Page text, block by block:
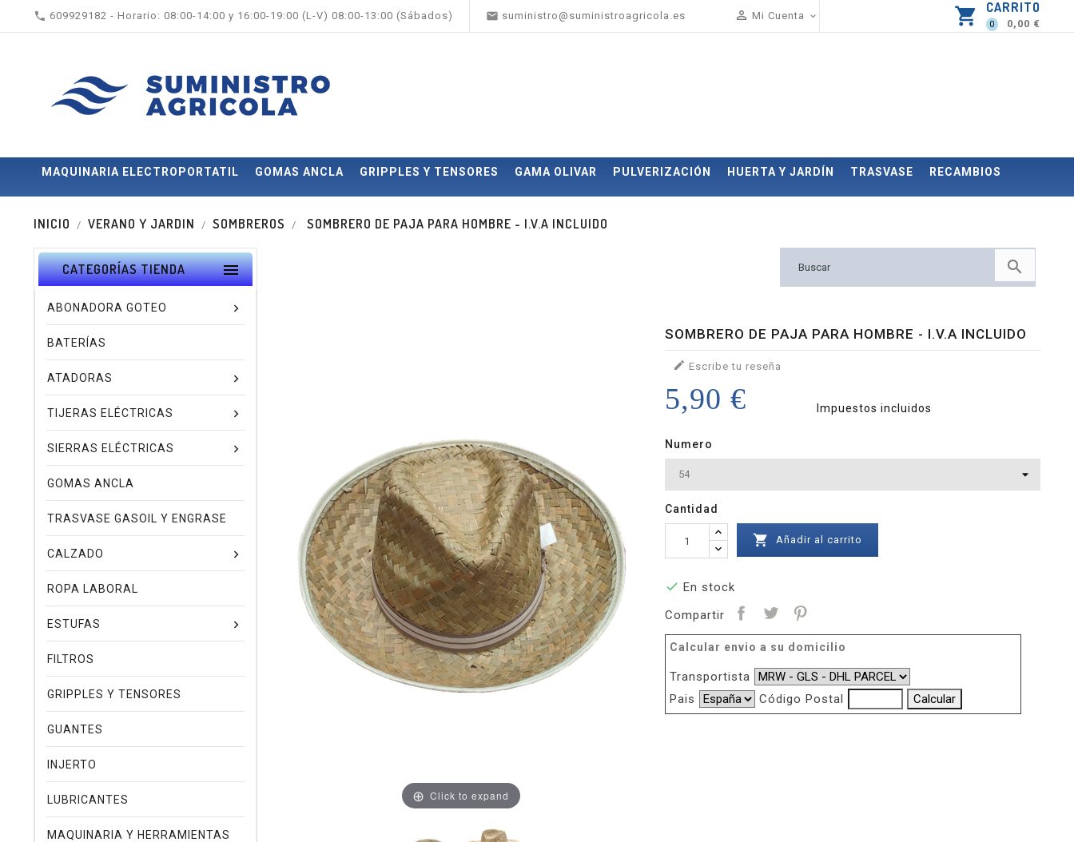
 609929182 - Horario: 08:00-14:00 y 16:00-19:00 (L-V) 08:00-13:00 (Sábados)  suministro@suministroagricola.es  Mi Cuenta  shopping_cart CARRITO
0 0,00 €
MAQUINARIA ELECTROPORTATIL GOMAS ANCLA GRIPPLES Y TENSORES GAMA OLIVAR PULVERIZACIÓN HUERTA Y JARDÍN TRASVASE RECAMBIOS
INICIO VERANO Y JARDIN SOMBREROS SOMBRERO DE PAJA PARA HOMBRE - I.V.A INCLUIDO
CATEGORÍAS TIENDA 
ABONADORA GOTEO
BATERÍAS
ATADORAS
TIJERAS ELÉCTRICAS
SIERRAS ELÉCTRICAS
GOMAS ANCLA
TRASVASE GASOIL Y ENGRASE
CALZADO
ROPA LABORAL
ESTUFAS
FILTROS
GRIPPLES Y TENSORES
GUANTES
INJERTO
LUBRICANTES
MAQUINARIA Y HERRAMIENTAS

Click to expand
SOMBRERO DE PAJA PARA HOMBRE - I.V.A INCLUIDO
 Escribe tu reseña
5,90 € Impuestos incluidos
Numero
Cantidad
 Añadir al carrito
 En stock
Compartir
Calcular envio a su domicilio
Transportista
Pais
Código Postal